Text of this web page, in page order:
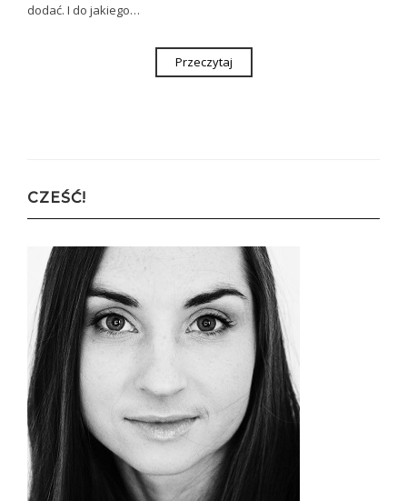
dodać. I do jakiego…
Przeczytaj
CZEŚĆ!